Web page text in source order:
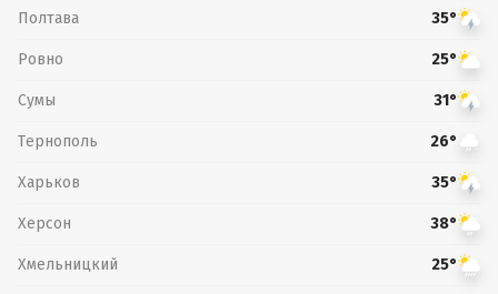
Полтава 35°
Ровно 25°
Сумы 31°
Тернополь 26°
Харьков 35°
Херсон 38°
Хмельницкий 25°